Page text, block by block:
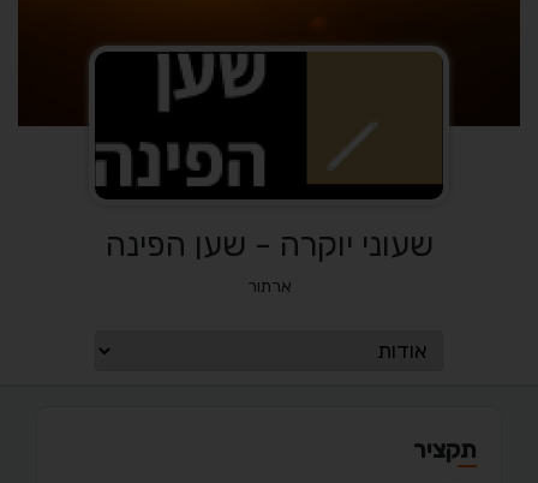
שעוני יוקרה - שען הפינה
ארתור
תקציר